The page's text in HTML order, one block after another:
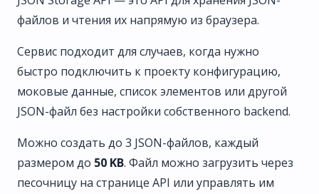
файлов и чтения их напрямую из браузера.
Сервис подходит для случаев, когда нужно
быстро подключить к проекту конфигурацию,
моковые данные, список элементов или другой
JSON-файл без настройки собственного backend.
Можно создать до 3 JSON-файлов, каждый
размером до 50 KB. Файл можно загрузить через
песочницу на странице API или управлять им